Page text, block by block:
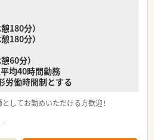
取得が可能、育児休職からの復帰率
3時間の時間短縮する事ができ、お子様
が可能です。
い物をお得にできます♪
手チェーン薬局！調剤はもちろん、
ニックの誘致など新たな取り組みも実施
180分）
180分）
60分）
均40時間勤務
労働時間制とする
してお勤めいただける方歓迎！